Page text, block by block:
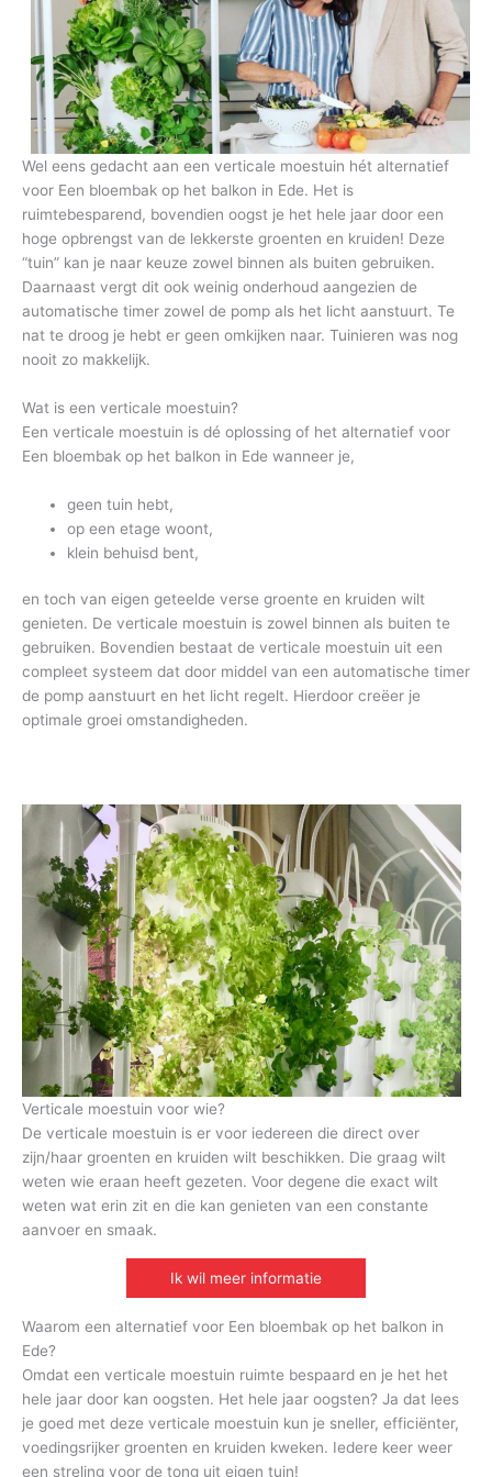
Wel eens gedacht aan een verticale moestuin hét alternatief
voor Een bloembak op het balkon in Ede. Het is
ruimtebesparend, bovendien oogst je het hele jaar door een
hoge opbrengst van de lekkerste groenten en kruiden! Deze
“tuin” kan je naar keuze zowel binnen als buiten gebruiken.
Daarnaast vergt dit ook weinig onderhoud aangezien de
automatische timer zowel de pomp als het licht aanstuurt. Te
nat te droog je hebt er geen omkijken naar. Tuinieren was nog
nooit zo makkelijk.
Wat is een verticale moestuin?
Een verticale moestuin is dé oplossing of het alternatief voor
Een bloembak op het balkon in Ede wanneer je,
geen tuin hebt,
op een etage woont,
klein behuisd bent,
en toch van eigen geteelde verse groente en kruiden wilt
genieten. De verticale moestuin is zowel binnen als buiten te
gebruiken. Bovendien bestaat de verticale moestuin uit een
compleet systeem dat door middel van een automatische timer
de pomp aanstuurt en het licht regelt. Hierdoor creëer je
optimale groei omstandigheden.
Verticale moestuin voor wie?
De verticale moestuin is er voor iedereen die direct over
zijn/haar groenten en kruiden wilt beschikken. Die graag wilt
weten wie eraan heeft gezeten. Voor degene die exact wilt
weten wat erin zit en die kan genieten van een constante
aanvoer en smaak.
Ik wil meer informatie
Waarom een alternatief voor Een bloembak op het balkon in
Ede?
Omdat een verticale moestuin ruimte bespaard en je het het
hele jaar door kan oogsten. Het hele jaar oogsten? Ja dat lees
je goed met deze verticale moestuin kun je sneller, efficiënter,
voedingsrijker groenten en kruiden kweken. Iedere keer weer
een streling voor de tong uit eigen tuin!